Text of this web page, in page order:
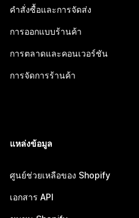
คำสั่งซื้อและการจัดส่ง
การออกแบบร้านค้า
การตลาดและคอนเวอร์ชัน
การจัดการร้านค้า
แหล่งข้อมูล
ศูนย์ช่วยเหลือของ Shopify
เอกสาร API